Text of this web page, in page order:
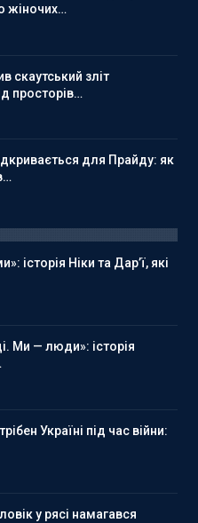
жіночих…
скаутський зліт
просторів…
для Прайду: як
історія Ніки та Дар’ї, які
Ми — люди»: історія
Україні під час війни:
у рясі намагався